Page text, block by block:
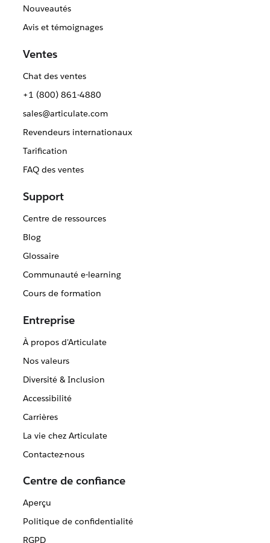
Nouveautés
Avis et témoignages
Ventes
Chat des ventes
+1 (800) 861-4880
sales@articulate.com
Revendeurs internationaux
Tarification
FAQ des ventes
Support
Centre de ressources
Blog
Glossaire
Communauté e-learning
Cours de formation
Entreprise
À propos d'Articulate
Nos valeurs
Diversité & Inclusion
Accessibilité
Carrières
La vie chez Articulate
Contactez-nous
Centre de confiance
Aperçu
Politique de confidentialité
RGPD